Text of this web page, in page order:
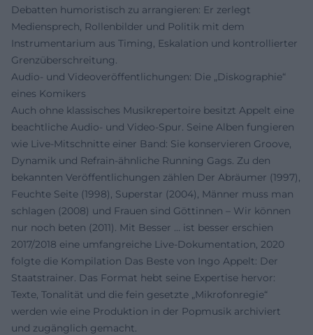
Debatten humoristisch zu arrangieren: Er zerlegt
Mediensprech, Rollenbilder und Politik mit dem
Instrumentarium aus Timing, Eskalation und kontrollierter
Grenzüberschreitung.
Audio‑ und Videoveröffentlichungen: Die „Diskographie“
eines Komikers
Auch ohne klassisches Musikrepertoire besitzt Appelt eine
beachtliche Audio‑ und Video‑Spur. Seine Alben fungieren
wie Live‑Mitschnitte einer Band: Sie konservieren Groove,
Dynamik und Refrain‑ähnliche Running Gags. Zu den
bekannten Veröffentlichungen zählen Der Abräumer (1997),
Feuchte Seite (1998), Superstar (2004), Männer muss man
schlagen (2008) und Frauen sind Göttinnen – Wir können
nur noch beten (2011). Mit Besser … ist besser erschien
2017/2018 eine umfangreiche Live‑Dokumentation, 2020
folgte die Kompilation Das Beste von Ingo Appelt: Der
Staatstrainer. Das Format hebt seine Expertise hervor:
Texte, Tonalität und die fein gesetzte „Mikrofonregie“
werden wie eine Produktion in der Popmusik archiviert
und zugänglich gemacht.